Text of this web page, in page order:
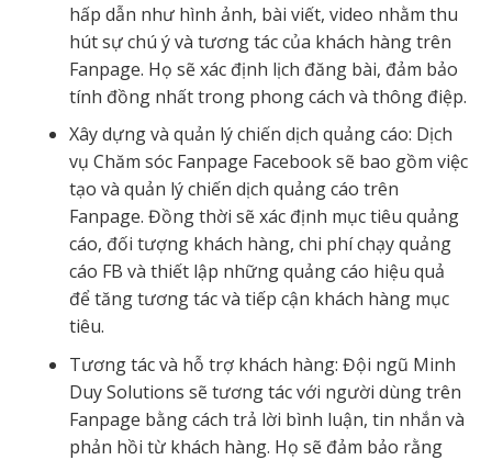
hấp dẫn như hình ảnh, bài viết, video nhằm thu
hút sự chú ý và tương tác của khách hàng trên
Fanpage. Họ sẽ xác định lịch đăng bài, đảm bảo
tính đồng nhất trong phong cách và thông điệp.
Xây dựng và quản lý chiến dịch quảng cáo: Dịch
vụ Chăm sóc Fanpage Facebook sẽ bao gồm việc
tạo và quản lý chiến dịch quảng cáo trên
Fanpage. Đồng thời sẽ xác định mục tiêu quảng
cáo, đối tượng khách hàng, chi phí chạy quảng
cáo FB và thiết lập những quảng cáo hiệu quả
để tăng tương tác và tiếp cận khách hàng mục
tiêu.
Tương tác và hỗ trợ khách hàng: Đội ngũ Minh
Duy Solutions sẽ tương tác với người dùng trên
Fanpage bằng cách trả lời bình luận, tin nhắn và
phản hồi từ khách hàng. Họ sẽ đảm bảo rằng